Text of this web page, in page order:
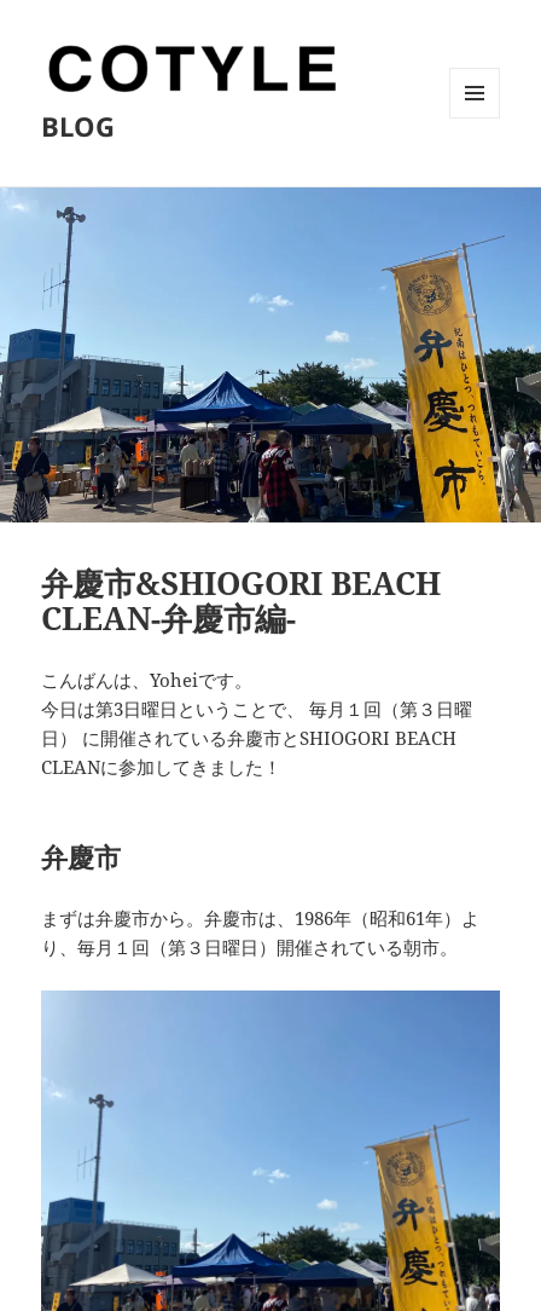
BLOG
ット
弁慶市&SHIOGORI BEACH
CLEAN-弁慶市編-
こんばんは、Yoheiです。
今日は第3日曜日ということで、 毎月１回（第３日曜
日） に開催されている弁慶市とSHIOGORI BEACH
CLEANに参加してきました！
弁慶市
まずは弁慶市から。弁慶市は、1986年（昭和61年）よ
り、毎月１回（第３日曜日）開催されている朝市。